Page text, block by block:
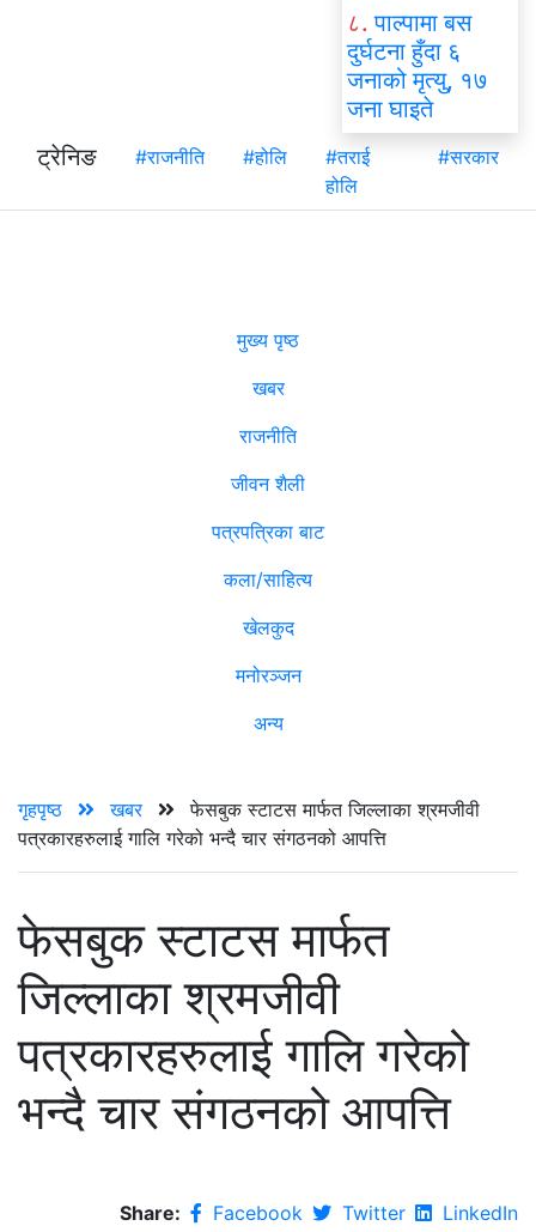
८. पाल्पामा बस
दुर्घटना हुँदा ६
जनाको मृत्यु, १७
जना घाइते
ट्रेनिङ
#राजनीति #होलि
#तराई
होलि
#सरकार
मुख्य पृष्ठ
खबर
राजनीति
जीवन शैली
पत्रपत्रिका बाट
कला/साहित्य
खेलकुद
मनोरञ्जन
अन्य
गृहपृष्ठ खबर
फेसबुक स्टाटस मार्फत जिल्लाका श्रमजीवी
पत्रकारहरुलाई गालि गरेको भन्दै चार संगठनको आपत्ति
फेसबुक स्टाटस मार्फत
जिल्लाका श्रमजीवी
पत्रकारहरुलाई गालि गरेको
भन्दै चार संगठनको आपत्ति
Share: Facebook Twitter LinkedIn